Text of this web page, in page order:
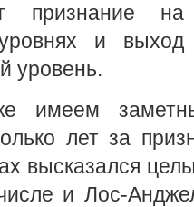
признание
уровнях и
уровень.
имеем
лет за
высказался
и Лос-